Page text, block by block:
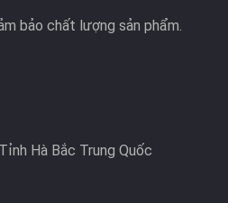
bảo chất lượng sản phẩm.
Hà Bắc Trung Quốc